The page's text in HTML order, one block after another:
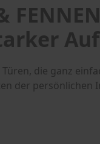
die ganz
der persönlichen